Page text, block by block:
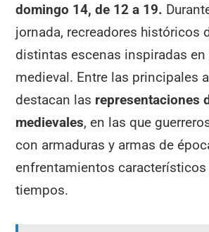
domingo 14, de 12 a 19.
jornada, recreadores históricos
distintas escenas inspiradas en
medieval. Entre las principales
destacan las representaciones
medievales, en las que
con armaduras y armas de
enfrentamientos característicos
tiempos.